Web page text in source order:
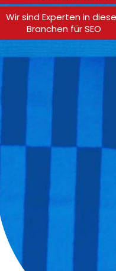
Wir sind Experten in
Branchen für SEO